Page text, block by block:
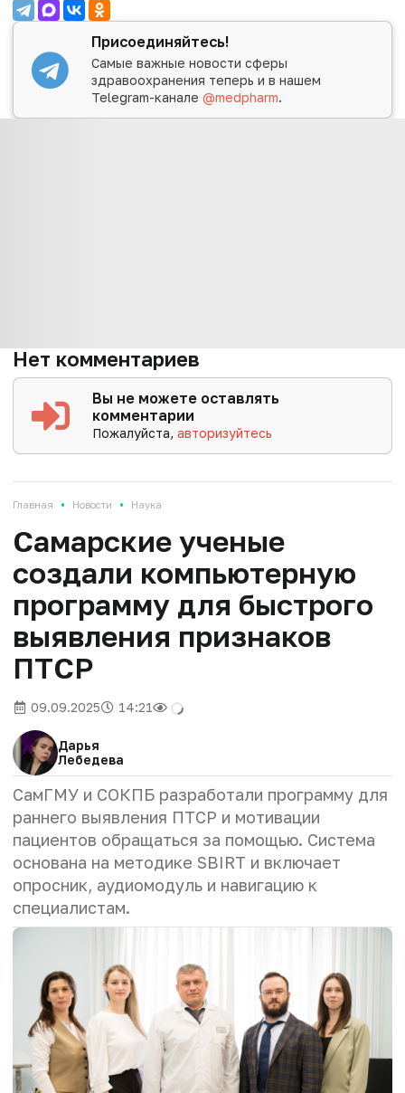
Присоединяйтесь!
Самые важные новости сферы
здравоохранения теперь и в нашем
Telegram-канале@medpharm.
Нет комментариев
Вы не можете оставлять
комментарии
Пожалуйста,авторизуйтесь
Главная • Новости • Наука
Самарские ученые
создали компьютерную
программу для быстрого
выявления признаков
ПТСР
09.09.2025 14:21
Дарья
Лебедева
СамГМУ и СОКПБ разработали программу для
раннего выявления ПТСР и мотивации
пациентов обращаться за помощью. Система
основана на методике SBIRT и включает
опросник, аудиомодуль и навигацию к
специалистам.